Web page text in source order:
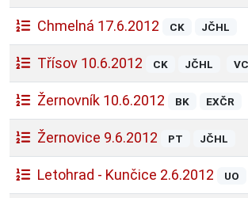
Chmelná 17.6.2012 CK JČHL
Třísov 10.6.2012 CK JČHL
Žernovník 10.6.2012 BK EXČR
Žernovice 9.6.2012 PT JČHL
Letohrad - Kunčice 2.6.2012 UO